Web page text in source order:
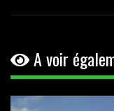
A voir